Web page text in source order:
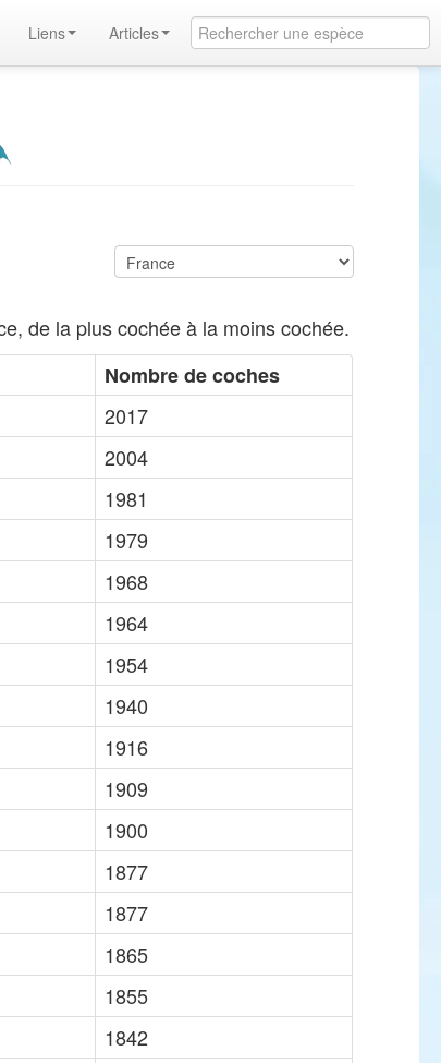
Liens Articles
de la plus cochée à la moins cochée.
Nombre de coches
2017
2004
1981
1979
1968
1964
1954
1940
1916
1909
1900
1877
1877
1865
1855
1842